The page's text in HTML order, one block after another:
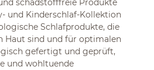
schadstofffreie Produkte
und Kinderschlaf-Kollektion
Schlafprodukte, die
Haut sind und für optimalen
gefertigt und geprüft,
und wohltuende